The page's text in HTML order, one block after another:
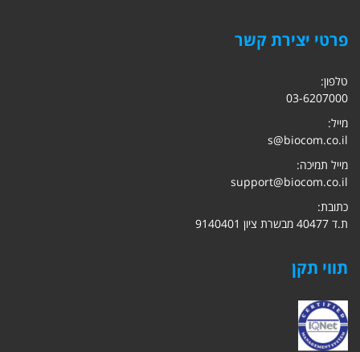
פרטי יצירת קשר
טלפון:
03-6207000
מייל:
s@biocom.co.il
מייל תמיכה:
support@biocom.co.il
כתובת:
ת.ד 40477 מבשרת ציון 9140401
תווי תקן